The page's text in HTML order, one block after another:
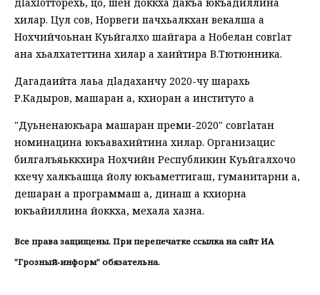
хилар. Цул сов, Норвеги пачхьалкхан векалша а
Нохчийчоьнан Куьйгалхо шайгара а Нобелан совгlат
ана хьалхатеттина хилар а хаийтира В.Тютюнника.
Дагадаийта лаьа дlадаханчу 2020-чу шарахь
Р.Кадыров, машаран а, кхиоран а институто а
"Дуьненаюкъара машаран преми-2020" совгlатан
номинацина юкъавахийтина хилар. Организацис
билгалъяьккхира Нохчийн Республикин Куьйгалхочо
кхечу халкъашца йолу юкъаметтигаш, гуманитарни а,
дешаран а программаш а, динаш а кхиорна
юкъайиллина йоккха, мехала хазна.
Все права защищены. При перепечатке ссылка на сайт ИА
"Грозный-информ" обязательна.